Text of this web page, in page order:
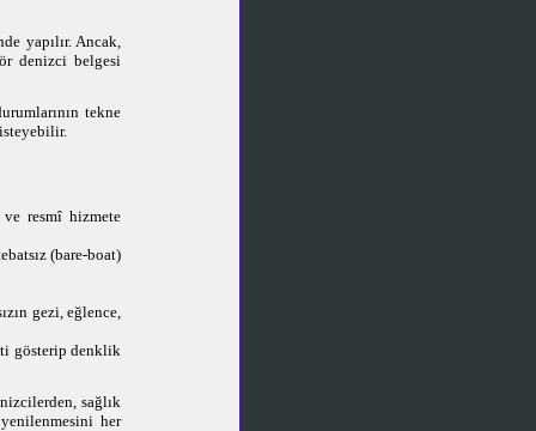
yapılır. Ancak,
denizci belgesi
tekne
resmî hizmete
(bare-boat)
gezi, eğlence,
gösterip denklik
sağlık
her